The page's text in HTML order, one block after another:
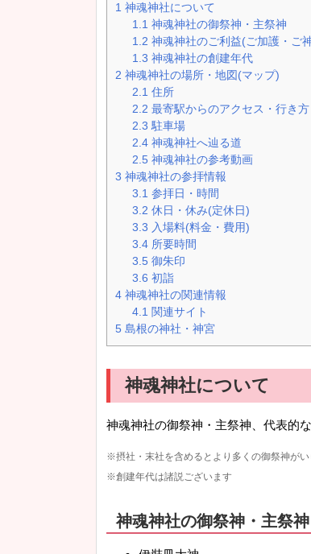
1 神魂神社について
1.1 神魂神社の御祭神・主祭神
1.2 神魂神社のご利益(ご加護・ご
1.3 神魂神社の創建年代
2 神魂神社の場所・地図(マップ)
2.1 住所
2.2 最寄駅からのアクセス・行き方
2.3 駐車場
2.4 神魂神社へ辿る道
2.5 神魂神社の参考動画
3 神魂神社の参拝情報
3.1 参拝日・時間
3.2 休日・休み(定休日)
3.3 入場料(料金・費用)
3.4 所要時間
3.5 御朱印
3.6 初詣
4 神魂神社の関連情報
4.1 関連サイト
5 島根の神社・神宮
神魂神社について
神魂神社の御祭神・主祭神、代表的
※摂社・末社を含めるとより多くの御祭神が
※創建年代は諸説ございます
神魂神社の御祭神・主祭神